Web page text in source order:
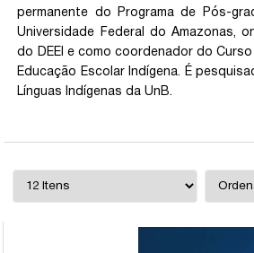
permanente do Programa de Pós-
Universidade Federal do Amazonas,
do DEEI e como coordenador do
Educação Escolar Indígena. É
Línguas Indígenas da UnB.